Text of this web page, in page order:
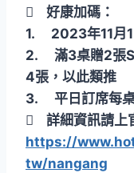
 好康加碼：
1. 2023年11月1
2. 滿3桌贈2張
4張，以此類推
3. 平日訂席每
 詳細資訊請上
https://
tw/nangang